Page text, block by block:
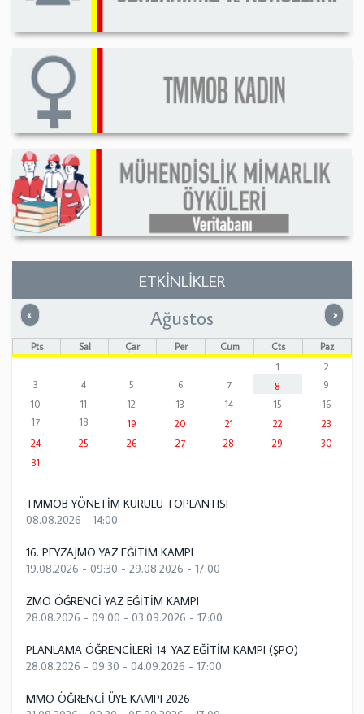
ETKİNLİKLER
« Önceki »
Ağustos
Pts Sal Çar Per Cum Cts
Paz
1
2
3
4 5 6 7 8
9
10
11 12 13 14 15
16
17
18 19 20 21 22
23
24
25 26 27 28 29
30
31
TMMOB YÖNETİM KURULU TOPLANTISI
08.08.2026 - 14:00
16. PEYZAJMO YAZ EĞİTİM KAMPI
19.08.2026 - 09:30 - 29.08.2026 - 17:00
ZMO ÖĞRENCİ YAZ EĞİTİM KAMPI
28.08.2026 - 09:00 - 03.09.2026 - 17:00
PLANLAMA ÖĞRENCİLERİ 14. YAZ EĞİTİM KAMPI (ŞPO)
28.08.2026 - 09:30 - 04.09.2026 - 17:00
MMO ÖĞRENCİ ÜYE KAMPI 2026